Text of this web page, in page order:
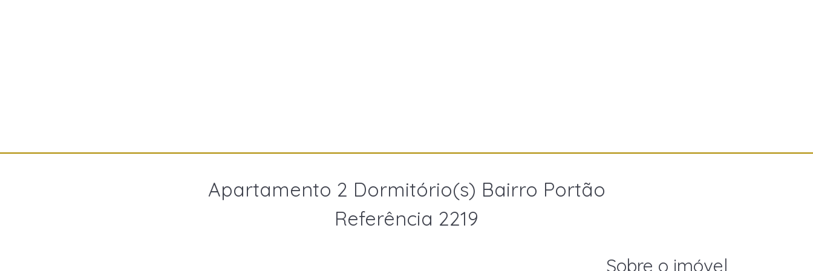
Apartamento 2 Dormitório(s) Bairro Portão
Referência 2219
Sobre o imóvel